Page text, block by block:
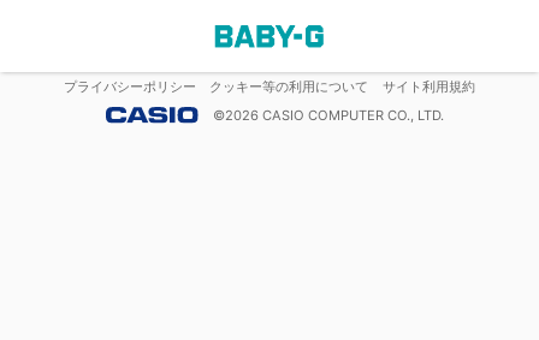
プライバシーポリシー クッキー等の利用について
サイト利用規約
©2026 CASIO COMPUTER CO., LTD.